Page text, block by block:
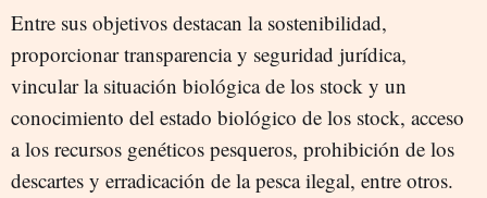
Entre sus objetivos destacan la sostenibilidad,
proporcionar transparencia y seguridad jurídica,
vincular la situación biológica de los stock y un
conocimiento del estado biológico de los stock, acceso
a los recursos genéticos pesqueros, prohibición de los
descartes y erradicación de la pesca ilegal, entre otros.